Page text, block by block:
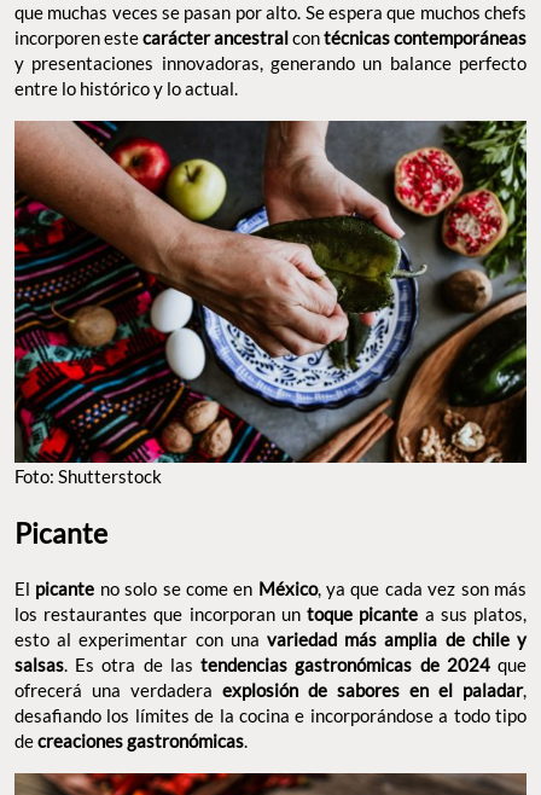
que muchas veces se pasan por alto. Se espera que muchos chefs
incorporen estecarácter ancestral contécnicas contemporáneas
y presentaciones innovadoras, generando un balance perfecto
entre lo histórico y lo actual.
Foto: Shutterstock
Picante
El picante no solo se come en México, ya que cada vez son más
los restaurantes que incorporan untoque picante a sus platos,
esto al experimentar con una variedad más amplia de chile y
salsas. Es otra de lastendencias gastronómicas de 2024que
ofrecerá una verdadera explosión de sabores en el paladar,
desafiando los límites de la cocina e incorporándose a todo tipo
decreaciones gastronómicas.